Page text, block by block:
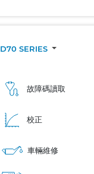
D70 SERIES
故障碼讀取
校正
車輛維修